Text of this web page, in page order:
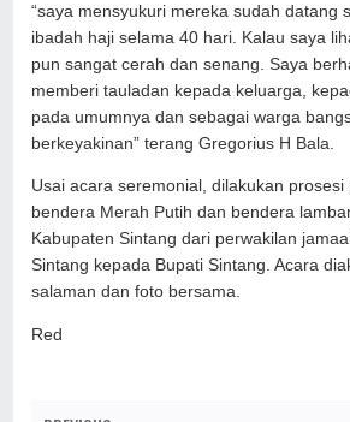
“saya mensyukuri mereka sudah datang
ibadah haji selama 40 hari. Kalau saya
pun sangat cerah dan senang. Saya
memberi tauladan kepada keluarga,
pada umumnya dan sebagai warga
berkeyakinan” terang Gregorius H Bala.
Usai acara seremonial, dilakukan prosesi
bendera Merah Putih dan bendera
Kabupaten Sintang dari perwakilan
Sintang kepada Bupati Sintang. Acara
salaman dan foto bersama.
Red